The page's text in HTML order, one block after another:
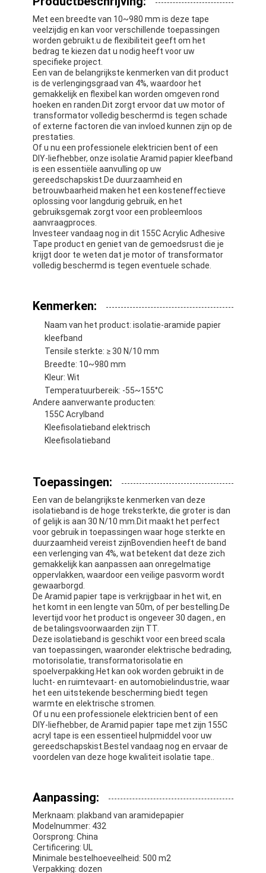
Huis
Producten
Ongeveer ons
Fabrieksreis
Kwaliteitscontrole
Contacteer ons
Zelfklevende Isolatieband
De Isolatieband van de glasdoek
De Plakband van de glasdoek
De Plakband van de Polyimidefilm
Aluminiumfolie Plakband
Met een breedte van 10~980 mm is deze tape
veelzijdig en kan voor verschillende toepassingen
worden gebruikt.u de flexibiliteit geeft om het
bedrag te kiezen dat u nodig heeft voor uw
specifieke project.
Een van de belangrijkste kenmerken van dit product
is de verlengingsgraad van 4%, waardoor het
gemakkelijk en flexibel kan worden omgeven rond
hoeken en randen.Dit zorgt ervoor dat uw motor of
transformator volledig beschermd is tegen schade
of externe factoren die van invloed kunnen zijn op de
prestaties.
Of u nu een professionele elektricien bent of een
DIY-liefhebber, onze isolatie Aramid papier kleefband
is een essentiële aanvulling op uw
gereedschapskist.De duurzaamheid en
betrouwbaarheid maken het een kosteneffectieve
oplossing voor langdurig gebruik, en het
gebruiksgemak zorgt voor een probleemloos
aanvraagproces.
Investeer vandaag nog in dit 155C Acrylic Adhesive
Tape product en geniet van de gemoedsrust die je
krijgt door te weten dat je motor of transformator
volledig beschermd is tegen eventuele schade.
Kenmerken:
Naam van het product: isolatie-aramide papier
kleefband
Tensile sterkte: ≥ 30 N/10 mm
Breedte: 10~980 mm
Kleur: Wit
Temperatuurbereik: -55~155°C
Andere aanverwante producten:
155C Acrylband
Kleefisolatieband elektrisch
Kleefisolatieband
Toepassingen:
Een van de belangrijkste kenmerken van deze
isolatieband is de hoge treksterkte, die groter is dan
of gelijk is aan 30 N/10 mm.Dit maakt het perfect
voor gebruik in toepassingen waar hoge sterkte en
duurzaamheid vereist zijnBovendien heeft de band
een verlenging van 4%, wat betekent dat deze zich
gemakkelijk kan aanpassen aan onregelmatige
oppervlakken, waardoor een veilige pasvorm wordt
gewaarborgd.
De Aramid papier tape is verkrijgbaar in het wit, en
het komt in een lengte van 50m, of per bestelling.De
levertijd voor het product is ongeveer 30 dagen., en
de betalingsvoorwaarden zijn TT.
Deze isolatieband is geschikt voor een breed scala
van toepassingen, waaronder elektrische bedrading,
motorisolatie, transformatorisolatie en
spoelverpakking.Het kan ook worden gebruikt in de
lucht- en ruimtevaart- en automobielindustrie, waar
het een uitstekende bescherming biedt tegen
warmte en elektrische stromen.
Of u nu een professionele elektricien bent of een
DIY-liefhebber, de Aramid papier tape met zijn 155C
acryl tape is een essentieel hulpmiddel voor uw
gereedschapskist.Bestel vandaag nog en ervaar de
voordelen van deze hoge kwaliteit isolatie tape..
Aanpassing:
Merknaam: plakband van aramidepapier
Modelnummer: 432
Oorsprong: China
Certificering: UL
Minimale bestelhoeveelheid: 500 m2
Verpakking: dozen